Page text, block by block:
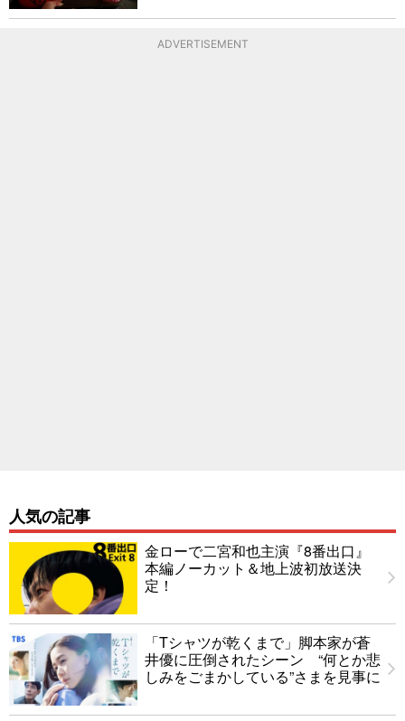
ADVERTISEMENT
人気の記事
金ローで二宮和也主演『8番出口』
本編ノーカット＆地上波初放送決
定！
「Tシャツが乾くまで」脚本家が蒼
井優に圧倒されたシーン “何とか悲
しみをごまかしている”さまを見事に